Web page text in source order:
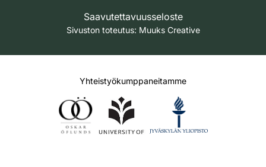
Saavutettavuusseloste
Sivuston toteutus: Muuks Creative
Yhteistyökumppaneitamme